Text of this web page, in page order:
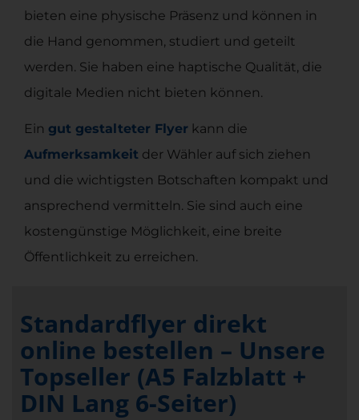
bieten eine physische Präsenz und können in
die Hand genommen, studiert und geteilt
werden. Sie haben eine haptische Qualität, die
digitale Medien nicht bieten können.
Ein gut gestalteter Flyer kann die
Aufmerksamkeit der Wähler auf sich ziehen
und die wichtigsten Botschaften kompakt und
ansprechend vermitteln. Sie sind auch eine
kostengünstige Möglichkeit, eine breite
Öffentlichkeit zu erreichen.
Standardflyer direkt
online bestellen – Unsere
Topseller (A5 Falzblatt +
DIN Lang 6-Seiter)